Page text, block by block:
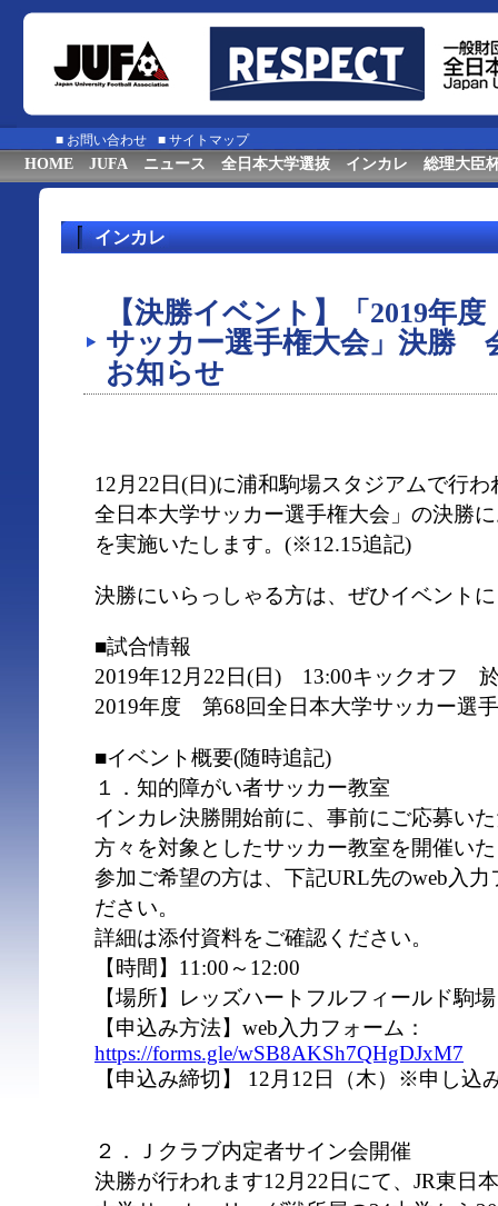
■ お問い合わせ ■ サイトマップ
HOME JUFA ニュース 全日本大学選抜 インカレ 総理大臣
インカレ
【決勝イベント】「2019年
サッカー選手権大会」決勝
お知らせ
12月22日(日)に浦和駒場スタジアムで行
全日本大学サッカー選手権大会」の決勝
を実施いたします。(※12.15追記)
決勝にいらっしゃる方は、ぜひイベント
■試合情報
2019年12月22日(日) 13:00キックオフ
2019年度 第68回全日本大学サッカー選
■イベント概要(随時追記)
１．知的障がい者サッカー教室
インカレ決勝開始前に、事前にご応募い
方々を対象としたサッカー教室を開催い
参加ご希望の方は、下記URL先のweb入
ださい。
詳細は添付資料をご確認ください。
【時間】11:00～12:00
【場所】レッズハートフルフィールド駒場
【申込み方法】web入力フォーム：
https://forms.gle/wSB8AKSh7QHgDJxM7
【申込み締切】 12月12日（木）※申し込
２．Ｊクラブ内定者サイン会開催
決勝が行われます12月22日にて、JR東日